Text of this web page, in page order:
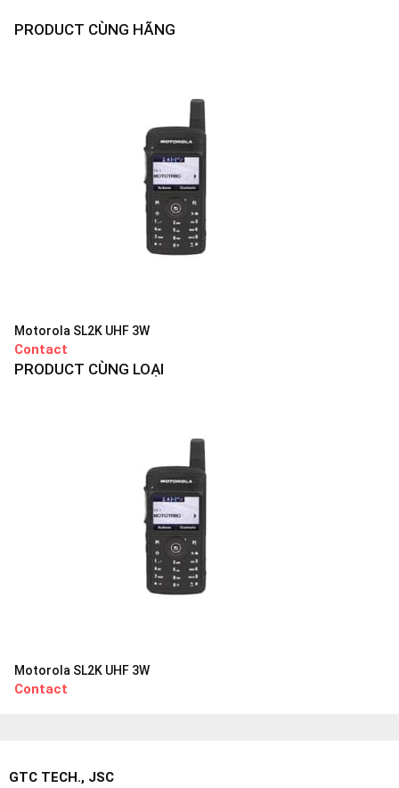
PRODUCT CÙNG HÃNG
Motorola SL2K UHF 3W
Contact
PRODUCT CÙNG LOẠI
Motorola SL2K UHF 3W
Contact
GTC TECH., JSC